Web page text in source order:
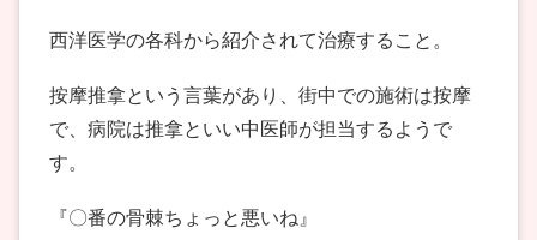
西洋医学の各科から紹介されて治療すること。
按摩推拿という言葉があり、街中での施術は按摩
で、病院は推拿といい中医師が担当するようで
す。
『〇番の骨棘ちょっと悪いね』